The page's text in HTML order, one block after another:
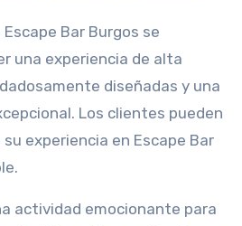
Bar Burgos se
una experiencia de alta
diseñadas y una
Los clientes pueden
experiencia en Escape Bar
actividad emocionante para